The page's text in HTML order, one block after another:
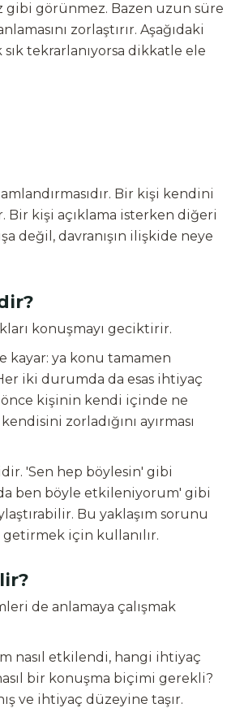
gibi görünmez. Bazen uzun süre
zorlaştırır. Aşağıdaki
tekrarlanıyorsa dikkatle ele
Bir kişi kendini
Bir kişi açıklama isterken diğeri
değil, davranışın ilişkide neye
konuşmayı geciktirir.
kayar: ya konu tamamen
iki durumda da esas ihtiyaç
kişinin kendi içinde ne
zorladığını ayırması
'Sen hep böylesin' gibi
ben böyle etkileniyorum' gibi
Bu yaklaşım sorunu
getirmek için kullanılır.
de anlamaya çalışmak
nasıl etkilendi, hangi ihtiyaç
bir konuşma biçimi gerekli?
ve ihtiyaç düzeyine taşır.